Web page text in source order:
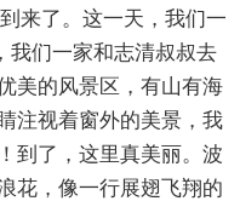
来了。这一天，我们一
我们一家和志清叔叔去
美的风景区，有山有海
注视着窗外的美景，我
到了，这里真美丽。波
花，像一行展翅飞翔的